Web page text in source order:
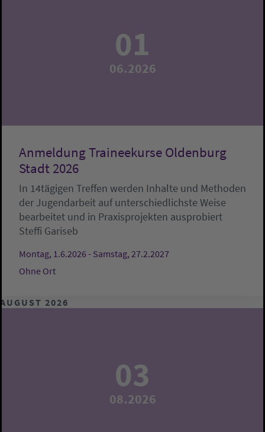
01
06.2026
Anmeldung Traineekurse Oldenburg
Stadt 2026
In 14tägigen Treffen werden Inhalte und Methoden
der Jugendarbeit auf unterschiedlichste Weise
bearbeitet und in Praxisprojekten ausprobiert
Steffi Gariseb
Montag, 1.6.2026 - Samstag, 27.2.2027
Ohne Ort
AUGUST 2026
03
08.2026